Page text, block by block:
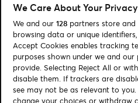
Suchen
Cookie-Einwilligungstool
Autor*innen
We Care About Your Privacy
We and our 128 partners store
browsing data or unique
Accept Cookies enables tracking
purposes shown under we and
provide. Selecting Reject All or
disable them. If trackers are
see may not be as relevant to
change your choices or withdraw